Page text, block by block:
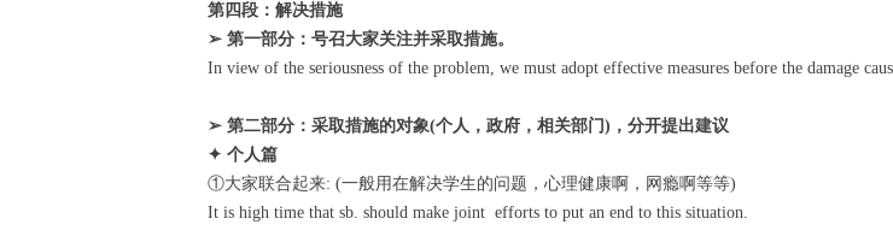
第四段：解决措施
➢ 第一部分：号召大家关注并采取措施。
In view of the seriousness of the problem, we must adopt effective measures before the damage
➢ 第二部分：采取措施的对象(个人，政府，相关部门)，分开提出建议
✦ 个人篇
①大家联合起来: (一般用在解决学生的问题，心理健康啊，网瘾啊等等)
It is high time that sb. should make joint efforts to put an end to this situation.